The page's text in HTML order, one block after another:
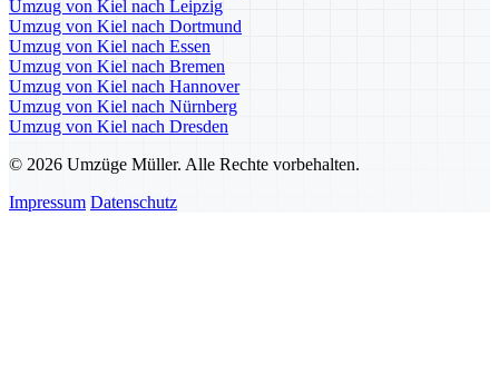
Umzug von Kiel nach Leipzig
Umzug von Kiel nach Dortmund
Umzug von Kiel nach Essen
Umzug von Kiel nach Bremen
Umzug von Kiel nach Hannover
Umzug von Kiel nach Nürnberg
Umzug von Kiel nach Dresden
© 2026 Umzüge Müller. Alle Rechte vorbehalten.
Impressum Datenschutz